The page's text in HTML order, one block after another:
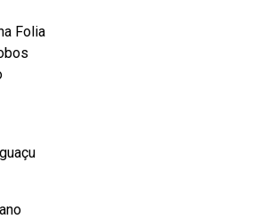
Folia